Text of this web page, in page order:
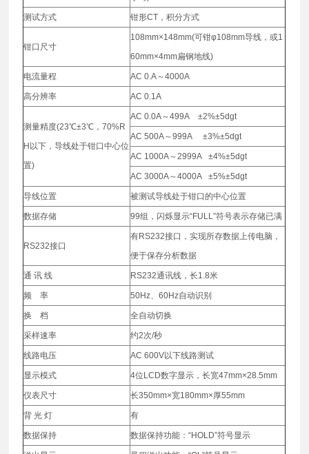
测试方式 钳形CT，积分方式
钳口尺寸
108mm×148mm(可钳φ108mm导线，或1
60mm×4mm扁钢地线)
电流量程 AC 0.A～4000A
高分辨率 AC 0.1A
测量精度(23℃±3℃，70%R
H以下，导线处于钳口中心位
置)
AC 0.0A～499A ±2%±5dgt
AC 500A～999A ±3%±5dgt
AC 1000A～2999A ±4%±5dgt
AC 3000A～4000A ±5%±5dgt
导线位置 被测试导线处于钳口的中心位置
数据存储 99组，闪烁显示“FULL”符号表示存储已满
RS232接口
有RS232接口，实现所存数据上传电脑，
便于保存分析数据
通 讯 线 RS232通讯线，长1.8米
频 率 50Hz、60Hz自动识别
换 档 全自动切换
采样速率 约2次/秒
线路电压 AC 600V以下线路测试
显示模式 4位LCD数字显示，长宽47mm×28.5mm
仪表尺寸 长350mm×宽180mm×厚55mm
背 光 灯 有
数据保持 数据保持功能：“HOLD”符号显示